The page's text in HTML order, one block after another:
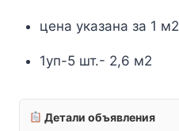
цена указана за 1 м2
1уп-5 шт.- 2,6 м2
Детали объявления